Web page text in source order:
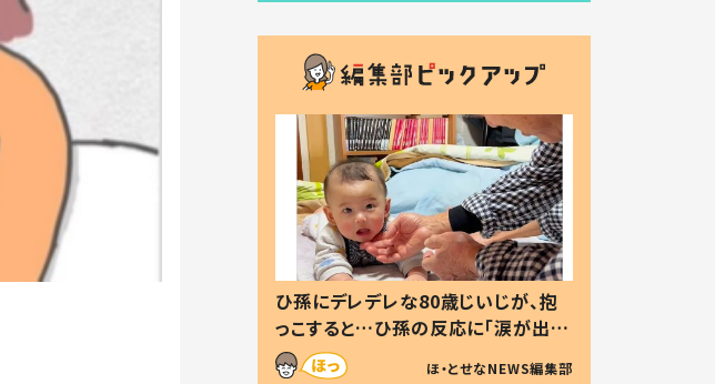
ひ孫にデレデレな80歳じいじが、抱
っこすると…ひ孫の反応に「涙が出ま
した」「可愛くて仕方ない」
ほ・とせなNEWS編集部